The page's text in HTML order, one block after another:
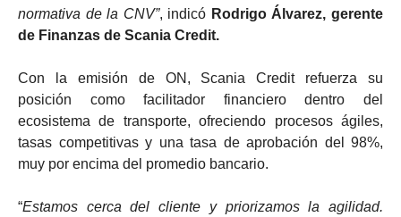
normativa de la CNV”, indicó Rodrigo Álvarez, gerente
de Finanzas de Scania Credit.
Con la emisión de ON, Scania Credit refuerza su
posición como facilitador financiero dentro del
ecosistema de transporte, ofreciendo procesos ágiles,
tasas competitivas y una tasa de aprobación del 98%,
muy por encima del promedio bancario.
“Estamos cerca del cliente y priorizamos la agilidad.